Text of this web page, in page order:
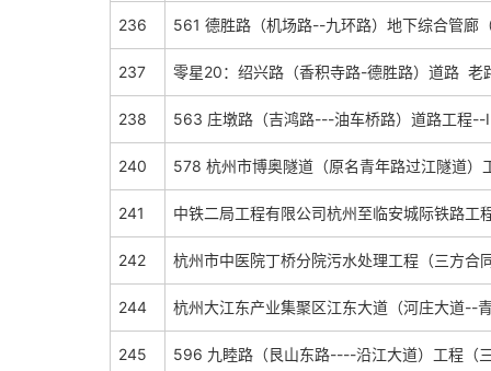
236 561 德胜路（机场路--九环路）地下综合管廊
237 零星20：绍兴路（香积寺路-德胜路）道路 老
238 563 庄墩路（吉鸿路---油车桥路）道路工程--
240 578 杭州市博奥隧道（原名青年路过江隧道）
241 中铁二局工程有限公司杭州至临安城际铁路
242 杭州市中医院丁桥分院污水处理工程（三方合
244 杭州大江东产业集聚区江东大道（河庄大道--
245 596 九睦路（艮山东路----沿江大道）工程（